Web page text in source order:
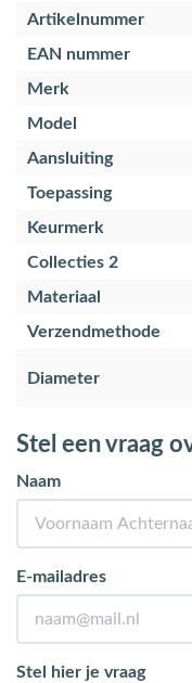
Artikelnummer
EAN nummer
Merk
Model
Aansluiting
Toepassing
Keurmerk
Collecties 2
Materiaal
Verzendmethode
Diameter
Stel een vraag
Naam
E-mailadres
Stel hier je vraag